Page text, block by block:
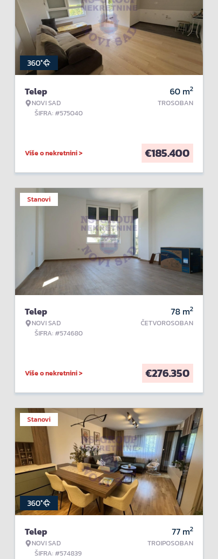
360°
Telep
NOVI SAD
ŠIFRA: #575040
60 m2
TROSOBAN
Više o nekretnini > €185.400
Stanovi
Telep
NOVI SAD
ŠIFRA: #574680
78 m2
ČETVOROSOBAN
Više o nekretnini > €276.350
Stanovi
360°
Telep
NOVI SAD
ŠIFRA: #574839
77m2
TROIPOSOBAN